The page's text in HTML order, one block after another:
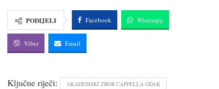
PODIJELI Facebook Whatsapp
Viber Email
Ključne riječi: AKADEMSKI ZBOR CAPPELLA ODAK